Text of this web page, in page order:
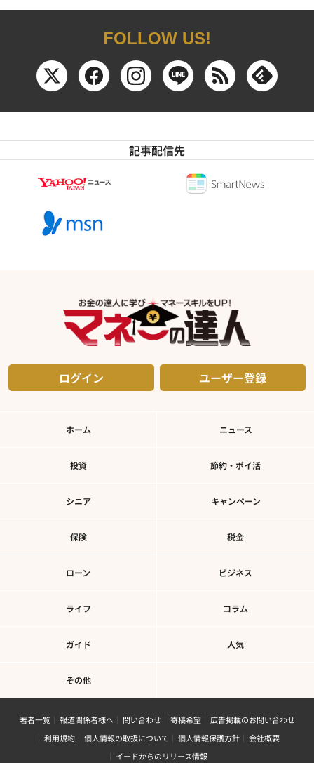
FOLLOW US!
記事配信先
ログイン ユーザー登録
ホーム ニュース
投資 節約・ポイ活
シニア キャンペーン
保険 税金
ローン ビジネス
ライフ コラム
ガイド 人気
その他
著者一覧 報道関係者様へ 問い合わせ 寄稿希望
広告掲載のお問い合わせ
利用規約
個人情報の取扱について 個人情報保護方針
会社概要
イードからのリリース情報